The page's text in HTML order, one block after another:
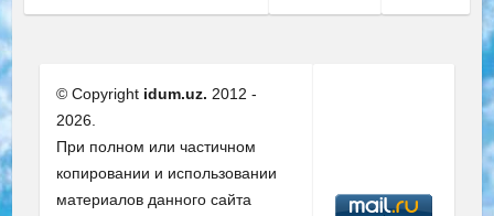
© Copyright idum.uz. 2012 -
2026.
При полном или частичном
копировании и использовании
материалов данного сайта